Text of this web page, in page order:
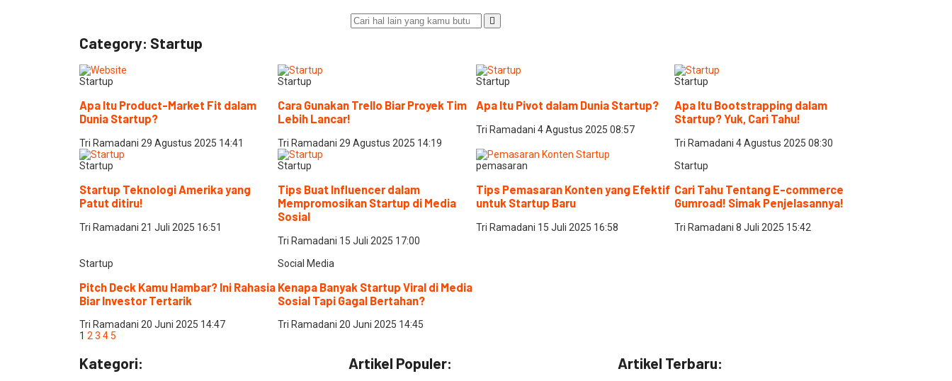
Category: Startup
Startup
Apa Itu Product-Market Fit dalam
Dunia Startup?
Tri Ramadani 29 Agustus 2025 14:41
Startup
Cara Gunakan Trello Biar Proyek Tim
Lebih Lancar!
Tri Ramadani 29 Agustus 2025 14:19
Startup
Apa Itu Pivot dalam Dunia Startup?
Tri Ramadani 4 Agustus 2025 08:57
Startup
Apa Itu Bootstrapping dalam
Startup? Yuk, Cari Tahu!
Tri Ramadani 4 Agustus 2025 08:30
Startup
Startup Teknologi Amerika yang
Patut ditiru!
Tri Ramadani 21 Juli 2025 16:51
Startup
Tips Buat Influencer dalam
Mempromosikan Startup di Media
Sosial
Tri Ramadani 15 Juli 2025 17:00
pemasaran
Tips Pemasaran Konten yang Efektif
untuk Startup Baru
Tri Ramadani 15 Juli 2025 16:58
Startup
Cari Tahu Tentang E-commerce
Gumroad! Simak Penjelasannya!
Tri Ramadani 8 Juli 2025 15:42
Startup
Pitch Deck Kamu Hambar? Ini Rahasia
Biar Investor Tertarik
Tri Ramadani 20 Juni 2025 14:47
Social Media
Kenapa Banyak Startup Viral di Media
Sosial Tapi Gagal Bertahan?
Tri Ramadani 20 Juni 2025 14:45
1 23 45
Kategori: Artikel Populer: Artikel Terbaru: